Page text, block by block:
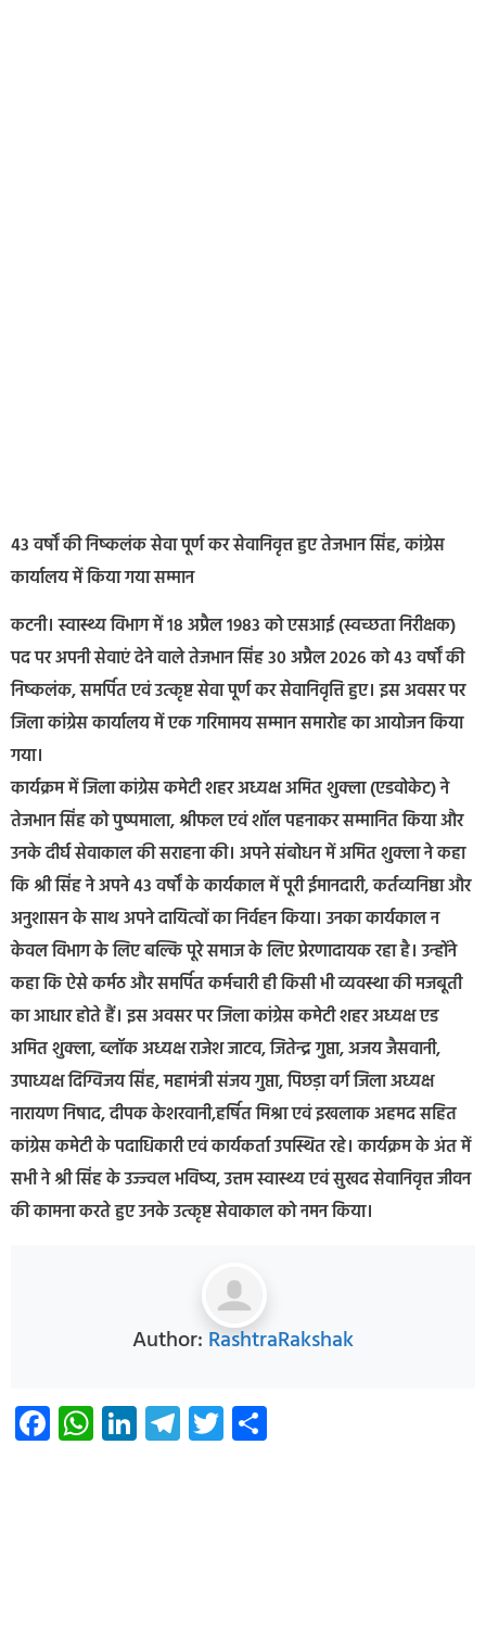
43 वर्षों की निष्कलंक सेवा पूर्ण कर सेवानिवृत्त हुए तेजभान सिंह, कांग्रेस
कार्यालय में किया गया सम्मान
कटनी। स्वास्थ्य विभाग में 18 अप्रैल 1983 को एसआई (स्वच्छता निरीक्षक)
पद पर अपनी सेवाएं देने वाले तेजभान सिंह 30 अप्रैल 2026 को 43 वर्षों की
निष्कलंक, समर्पित एवं उत्कृष्ट सेवा पूर्ण कर सेवानिवृत्ति हुए। इस अवसर पर
जिला कांग्रेस कार्यालय में एक गरिमामय सम्मान समारोह का आयोजन किया
गया।
कार्यक्रम में जिला कांग्रेस कमेटी शहर अध्यक्ष अमित शुक्ला (एडवोकेट) ने
तेजभान सिंह को पुष्पमाला, श्रीफल एवं शॉल पहनाकर सम्मानित किया और
उनके दीर्घ सेवाकाल की सराहना की। अपने संबोधन में अमित शुक्ला ने कहा
कि श्री सिंह ने अपने 43 वर्षों के कार्यकाल में पूरी ईमानदारी, कर्तव्यनिष्ठा और
अनुशासन के साथ अपने दायित्वों का निर्वहन किया। उनका कार्यकाल न
केवल विभाग के लिए बल्कि पूरे समाज के लिए प्रेरणादायक रहा है। उन्होंने
कहा कि ऐसे कर्मठ और समर्पित कर्मचारी ही किसी भी व्यवस्था की मजबूती
का आधार होते हैं। इस अवसर पर जिला कांग्रेस कमेटी शहर अध्यक्ष एड
अमित शुक्ला, ब्लॉक अध्यक्ष राजेश जाटव, जितेन्द्र गुप्ता, अजय जैसवानी,
उपाध्यक्ष दिग्विजय सिंह, महामंत्री संजय गुप्ता, पिछड़ा वर्ग जिला अध्यक्ष
नारायण निषाद, दीपक केशरवानी,हर्षित मिश्रा एवं इखलाक अहमद सहित
कांग्रेस कमेटी के पदाधिकारी एवं कार्यकर्ता उपस्थित रहे। कार्यक्रम के अंत में
सभी ने श्री सिंह के उज्ज्वल भविष्य, उत्तम स्वास्थ्य एवं सुखद सेवानिवृत्त जीवन
की कामना करते हुए उनके उत्कृष्ट सेवाकाल को नमन किया।
Author: RashtraRakshak
Facebook
WhatsApp
LinkedIn
Telegram
Twitter